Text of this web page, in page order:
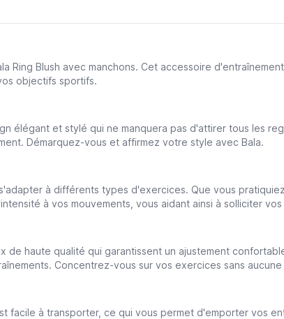
Ring Blush avec manchons. Cet accessoire
objectifs sportifs.
élégant et stylé qui ne manquera pas d'attirer tous les
Démarquez-vous et affirmez votre style avec Bala.
à différents types d'exercices. Que vous
à vos mouvements, vous aidant ainsi à solliciter
de haute qualité qui garantissent un ajustement
Concentrez-vous sur vos exercices sans
facile à transporter, ce qui vous permet d'emporter vos